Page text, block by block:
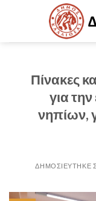
Πίνακες
για
νηπίων,